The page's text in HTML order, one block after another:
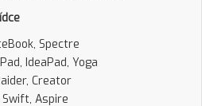
Spectre
IdeaPad, Yoga
Creator
Aspire